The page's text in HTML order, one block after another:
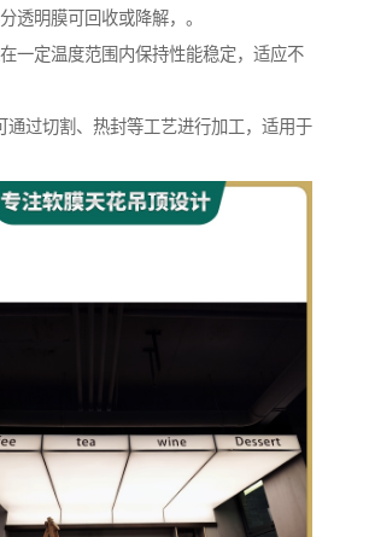
透明膜可回收或降解，。
一定温度范围内保持性能稳定，适应不
通过切割、热封等工艺进行加工，适用于